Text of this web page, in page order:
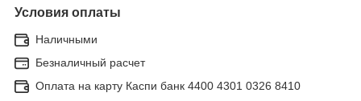
Условия оплаты
Наличными
Безналичный расчет
Оплата на карту Каспи банк 4400 4301 0326 8410